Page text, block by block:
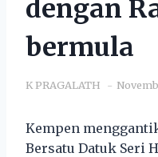
dengan
bermula
K PRAGALATH
Kempen
Bersatu Datuk Seri